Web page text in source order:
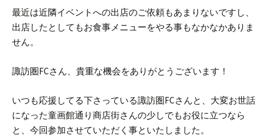
最近は近隣イベントへの出店のご依頼もあまりないですし、
出店したとしてもお食事メニューをやる事もなかなかありま
せん。
諏訪圏FCさん、貴重な機会をありがとうございます！
いつも応援してる下さっている諏訪圏FCさんと、大変お世話
になった童画館通り商店街さんの少しでもお役に立つなら
と、今回参加させていただく事といたしました。